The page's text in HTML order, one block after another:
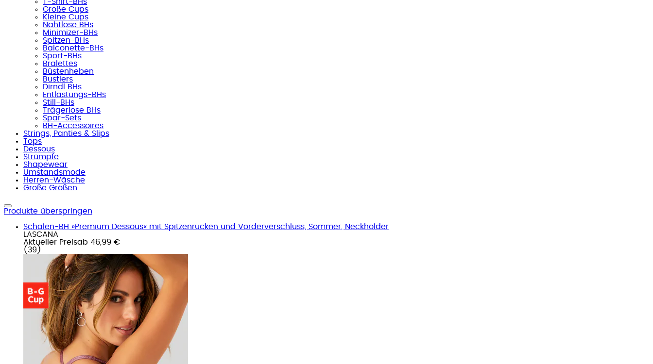
Große Cups
Kleine Cups
Nahtlose BHs
Minimizer-BHs
Spitzen-BHs
Balconette-BHs
Sport-BHs
Bralettes
Büstenheben
Bustiers
Dirndl BHs
Entlastungs-BHs
Still-BHs
Trägerlose BHs
Spar-Sets
BH-Accessoires
Strings, Panties & Slips
Tops
Dessous
Strümpfe
Shapewear
Umstandsmode
Herren-Wäsche
Große Größen
Produkte überspringen
Schalen-BH »Premium Dessous« mit Spitzenrücken und Vorderverschluss, Sommer, Neckholder
LASCANA
Aktueller Preisab 46,99 €
( 39 )